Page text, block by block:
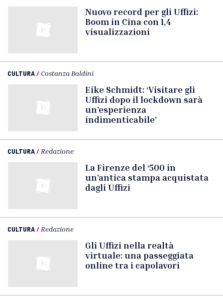
Nuovo record per gli Uffizi:
Boom in Cina con 1,4
visualizzazioni
CULTURA/ Costanza Baldini
Eike Schmidt: ‘Visitare gli
Uffizi dopo il lockdown sarà
un’esperienza
indimenticabile’
CULTURA/ Redazione
La Firenze del ‘500 in
un’antica stampa acquistata
dagli Uffizi
CULTURA/ Redazione
Gli Uffizi nella realtà
virtuale: una passeggiata
online tra i capolavori